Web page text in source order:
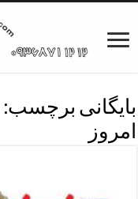
بایگانی برچسب:
امروز